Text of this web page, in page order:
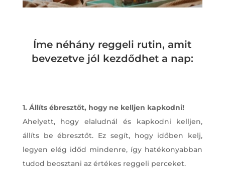
Íme néhány reggeli rutin, amit
bevezetve jól kezdődhet a nap:
1. Állíts ébresztőt, hogy ne kelljen kapkodni!
Ahelyett, hogy elaludnál és kapkodni kelljen,
állíts be ébresztőt. Ez segít, hogy időben kelj,
legyen elég időd mindenre, így hatékonyabban
tudod beosztani az értékes reggeli perceket.